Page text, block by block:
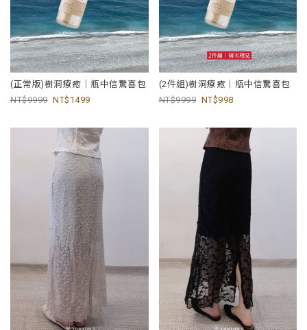
(正常版)樹洞療癒｜瓶中信驚喜包
9999
1499
(2件組)樹洞療癒｜瓶中信驚喜包
9999
998